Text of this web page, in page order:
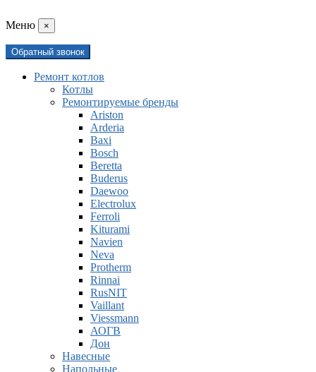
Mеню ×
Обратный звонок
Ремонт котлов
Котлы
Ремонтируемые бренды
Ariston
Arderia
Baxi
Bosch
Beretta
Buderus
Daewoo
Electrolux
Ferroli
Kiturami
Navien
Neva
Protherm
Rinnai
RusNIT
Vaillant
Viessmann
АОГВ
Дон
Навесные
Напольные